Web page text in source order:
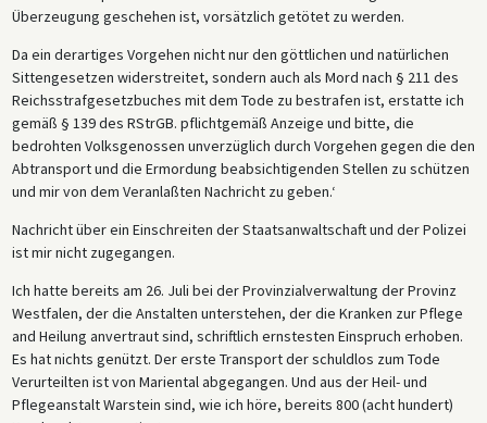
Überzeugung geschehen ist, vorsätzlich getötet zu werden.
Da ein derartiges Vorgehen nicht nur den göttlichen und natürlichen
Sittengesetzen widerstreitet, sondern auch als Mord nach § 211 des
Reichsstrafgesetzbuches mit dem Tode zu bestrafen ist, erstatte ich
gemäß § 139 des RStrGB. pflichtgemäß Anzeige und bitte, die
bedrohten Volksgenossen unverzüglich durch Vorgehen gegen die den
Abtransport und die Ermordung beabsichtigenden Stellen zu schützen
und mir von dem Veranlaßten Nachricht zu geben.‘
Nachricht über ein Einschreiten der Staatsanwaltschaft und der Polizei
ist mir nicht zugegangen.
Ich hatte bereits am 26. Juli bei der Provinzialverwaltung der Provinz
Westfalen, der die Anstalten unterstehen, der die Kranken zur Pflege
and Heilung anvertraut sind, schriftlich ernstesten Einspruch erhoben.
Es hat nichts genützt. Der erste Transport der schuldlos zum Tode
Verurteilten ist von Mariental abgegangen. Und aus der Heil- und
Pflegeanstalt Warstein sind, wie ich höre, bereits 800 (acht hundert)